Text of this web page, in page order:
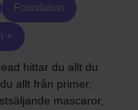
Foundation
+
hittar du allt du
allt från primer,
mascaror,